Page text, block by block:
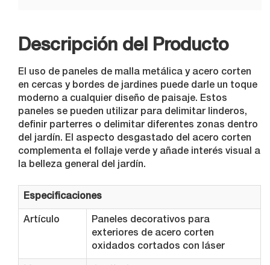
Descripción del Producto
El uso de paneles de malla metálica y acero corten
en cercas y bordes de jardines puede darle un toque
moderno a cualquier diseño de paisaje. Estos
paneles se pueden utilizar para delimitar linderos,
definir parterres o delimitar diferentes zonas dentro
del jardín. El aspecto desgastado del acero corten
complementa el follaje verde y añade interés visual a
la belleza general del jardín.
Especificaciones
Artículo
Paneles decorativos para
exteriores de acero corten
oxidados cortados con láser